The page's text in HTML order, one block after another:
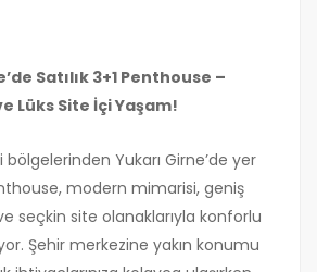
Satılık 3+1 Penthouse –
Lüks Site İçi Yaşam!
bölgelerinden Yukarı Girne’de yer
modern mimarisi, geniş
seçkin site olanaklarıyla konforlu
Şehir merkezine yakın konumu